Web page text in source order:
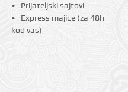
Prijateljski sajtovi
Express majice (za 48h
kod vas)